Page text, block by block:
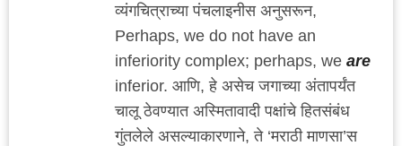
व्यंगचित्राच्या पंचलाइनीस अनुसरून,
Perhaps, we do not have an
inferiority complex; perhaps, we are
inferior. आणि, हे असेच जगाच्या अंतापर्यंत
चालू ठेवण्यात अस्मितावादी पक्षांचे हितसंबंध
गुंतलेले असल्याकारणाने, ते ‘मराठी माणसा’स